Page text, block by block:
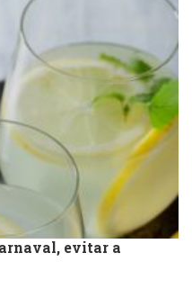
evitar a